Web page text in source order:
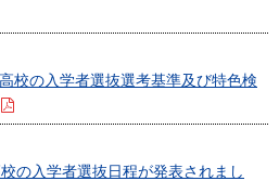
の入学者選抜選考基準及び特色検
の入学者選抜日程が発表されまし